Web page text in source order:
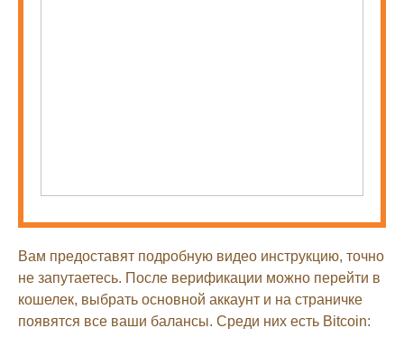
Вам предоставят подробную видео инструкцию, точно
не запутаетесь. После верификации можно перейти в
кошелек, выбрать основной аккаунт и на страничке
появятся все ваши балансы. Среди них есть Bitcoin: